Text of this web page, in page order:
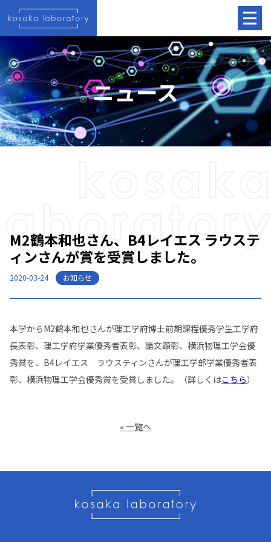
ニュース
M2鶴本和也さん、B4レイエス ラウステ
ィンさんが賞を受賞しました。
2020-03-24 お知らせ
本学からM2鶴本和也さんが理工学府博士前期課程優秀学生工学府
長表彰、理工学府学業優秀者表彰、論文顕彰、横浜物理工学会優
秀賞を、B4レイエス ラウスティンさんが理工学部学業優秀者表
彰、横浜物理工学会優秀賞を受賞しました。（詳しくはこちら）
« 一覧へ